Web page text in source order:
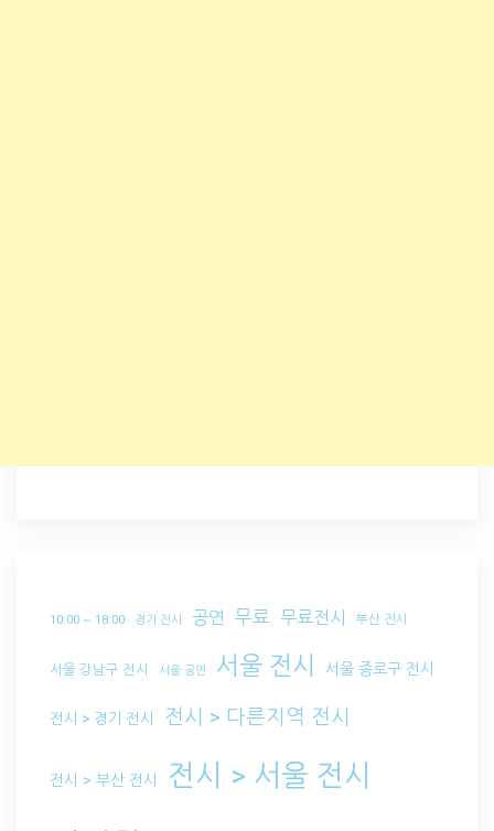
10:00 ~ 18:00 경기 전시 공연 무료 무료전시 부산 전시
서울 강남구 전시 서울 공연 서울 전시 서울 종로구 전시
전시 > 경기 전시 전시 > 다른지역 전시
전시 > 부산 전시 전시 > 서울 전시